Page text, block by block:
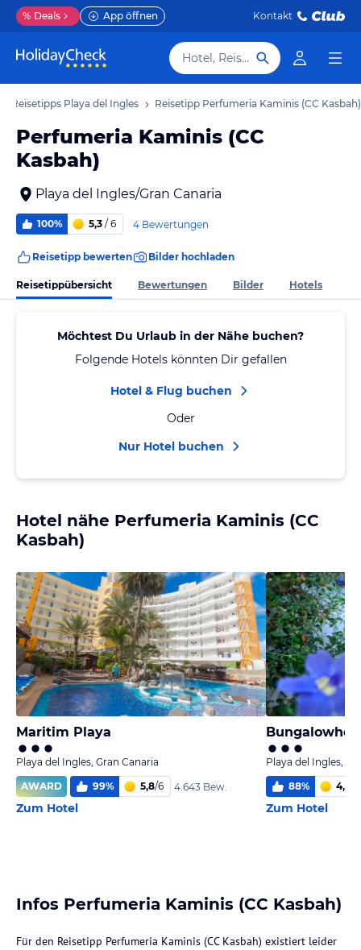
% Deals App öffnen Kontakt
Hotel, Reiseziel
Reisetipps Playa del Ingles Reisetipp Perfumeria Kaminis (CC Kasbah)
Perfumeria Kaminis (CC
Kasbah)
Playa del Ingles/Gran Canaria
100% 5,3 / 6 4 Bewertungen
Reisetipp bewerten Bilder hochladen
Reisetippübersicht Bewertungen Bilder Hotels
Möchtest Du Urlaub in der Nähe buchen?
Folgende Hotels könnten Dir gefallen
Hotel & Flug buchen
Oder
Nur Hotel buchen
Hotel nähe Perfumeria Kaminis (CC
Kasbah)
Maritim Playa
Playa del Ingles, Gran Canaria
AWARD
99% 5,8/6 4.643 Bew.
Zum Hotel
Playa del Ingles,
88% 4,7
Zum Hotel
Infos Perfumeria Kaminis (CC Kasbah)
Für den Reisetipp Perfumeria Kaminis (CC Kasbah) existiert leider